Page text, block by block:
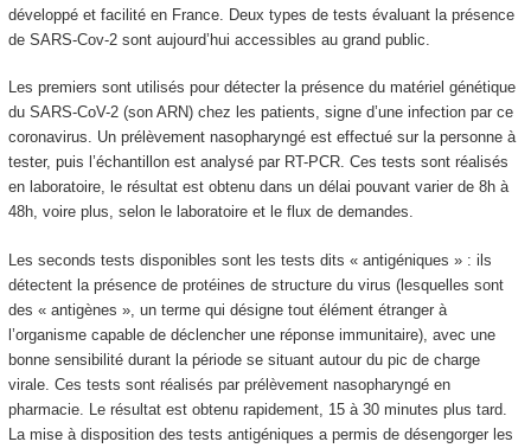
développé et facilité en France. Deux types de tests évaluant la présence
de SARS-Cov-2 sont aujourd’hui accessibles au grand public.
Les premiers sont utilisés pour détecter la présence du matériel génétique
du SARS-CoV-2 (son ARN) chez les patients, signe d’une infection par ce
coronavirus. Un prélèvement nasopharyngé est effectué sur la personne à
tester, puis l’échantillon est analysé par RT-PCR. Ces tests sont réalisés
en laboratoire, le résultat est obtenu dans un délai pouvant varier de 8h à
48h, voire plus, selon le laboratoire et le flux de demandes.
Les seconds tests disponibles sont les tests dits « antigéniques » : ils
détectent la présence de protéines de structure du virus (lesquelles sont
des « antigènes », un terme qui désigne tout élément étranger à
l’organisme capable de déclencher une réponse immunitaire), avec une
bonne sensibilité durant la période se situant autour du pic de charge
virale. Ces tests sont réalisés par prélèvement nasopharyngé en
pharmacie. Le résultat est obtenu rapidement, 15 à 30 minutes plus tard.
La mise à disposition des tests antigéniques a permis de désengorger les